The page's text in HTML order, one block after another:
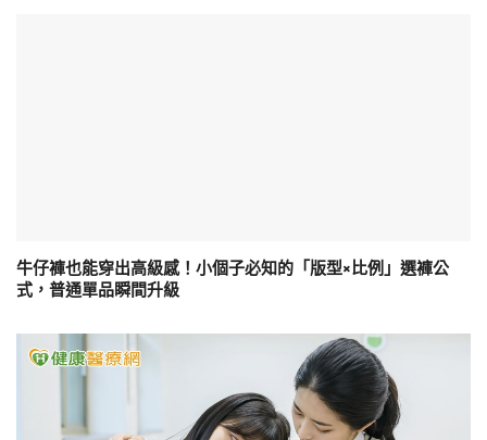
牛仔褲也能穿出高級感！小個子必知的「版型×比例」選褲公
式，普通單品瞬間升級